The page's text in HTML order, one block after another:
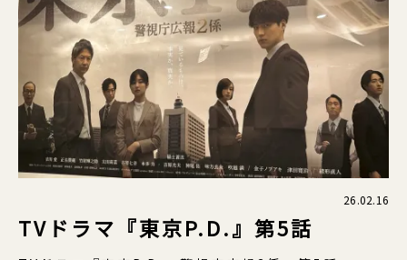
26.02.16
TVドラマ『東京P.D.』第5話